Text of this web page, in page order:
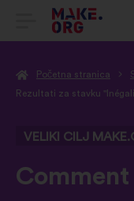
IDI
Početna stranica
Rezultati za stavku
VELIKI CILJ
-